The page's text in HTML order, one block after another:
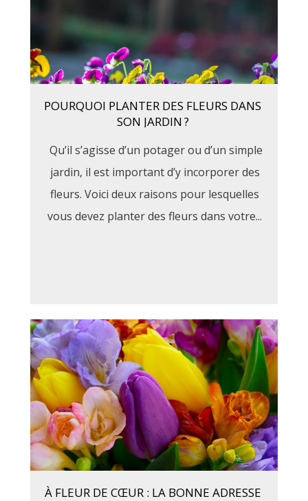
POURQUOI PLANTER DES FLEURS DANS
SON JARDIN ?
Qu’il s’agisse d’un potager ou d’un simple
jardin, il est important d’y incorporer des
fleurs. Voici deux raisons pour lesquelles
vous devez planter des fleurs dans votre...
À FLEUR DE CŒUR : LA BONNE ADRESSE